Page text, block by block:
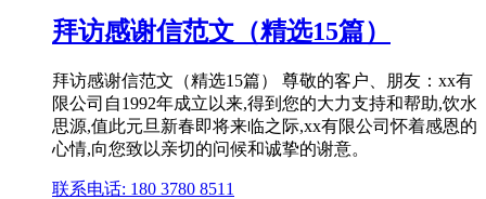
拜访感谢信范文（精选15篇）
拜访感谢信范文（精选15篇） 尊敬的客户、朋友：xx有
限公司自1992年成立以来,得到您的大力支持和帮助,饮水
思源,值此元旦新春即将来临之际,xx有限公司怀着感恩的
心情,向您致以亲切的问候和诚挚的谢意。
联系电话: 180 3780 8511